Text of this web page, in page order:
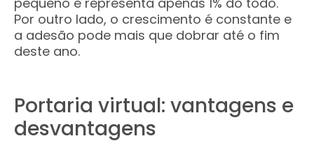
Por outro lado, o crescimento é constante e
a adesão pode mais que dobrar até o fim
deste ano.
Portaria virtual: vantagens e
desvantagens